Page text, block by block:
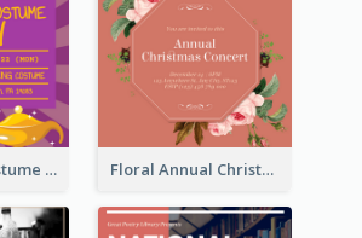
Halloween Costume Party Invitation Floral Annual Christmas Concert Invitation